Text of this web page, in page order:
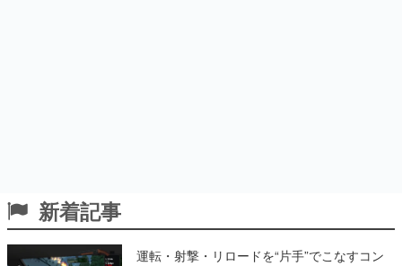
新着記事
運転・射撃・リロードを“片手”でこなすコン